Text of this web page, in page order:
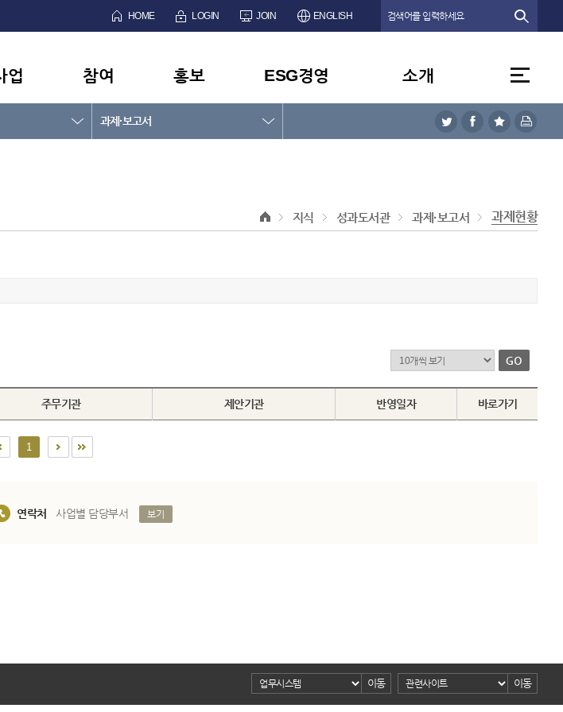
HOME LOGIN JOIN ENGLISH
업 참여 홍보 ESG경영 소개
과제·보고서
지식 성과도서관 과제·보고서 과제현황
주무기관 제안기관 반영일자 바로가기
1
연락처 사업별 담당부서 보기
이동 이동